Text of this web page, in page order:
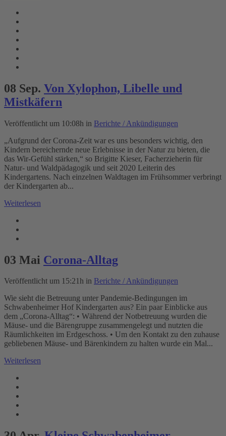
08 Sep. Von Xylophon, Libelle und
Mistkäfern
Veröffentlicht um 10:08h in Berichte / Ankündigungen
„Aufgrund der Corona-Zeit war es uns besonders wichtig, den
Kindern bereichernde neue Erlebnisse in der Natur zu bieten, die
das Wir-Gefühl stärken,“ so Brigitte Kieser, Facherzieherin für
Natur- und Waldpädagogik und seit 2020 Leiterin des
Kindergartens. Nach einzelnen Waldtagen im Frühsommer verbringt
der Kindergarten ab...
Weiterlesen
03 Mai Corona-Alltag
Veröffentlicht um 15:21h in Berichte / Ankündigungen
Wie sieht die Betreuung unter Pandemie-Bedingungen im
Schwabenheimer Hof Kindergarten aus? Ein paar Einblicke aus
dem „Corona-Alltag“: • Während der Notbetreuung wurden die
Mäuse- und die Bärengruppe zusammengelegt und nutzten die
Räumlichkeiten im Erdgeschoss. • Um den Kontakt zu den zuhause
gebliebenen Mäuse- und Bärenkindern zu halten wurde ein Mal...
Weiterlesen